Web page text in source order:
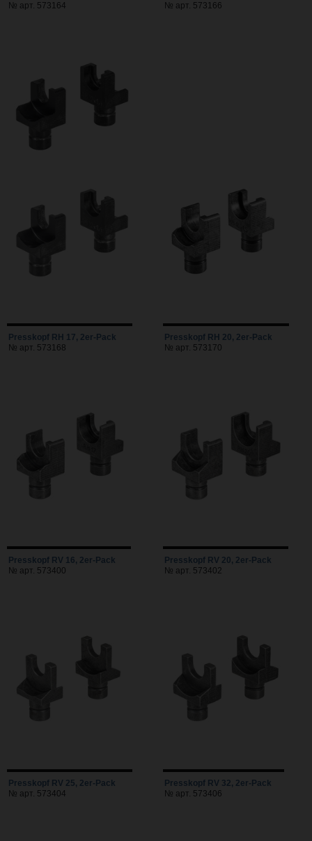
№ арт. 573164
№ арт. 573166
Presskopf RH 17, 2er-Pack
№ арт. 573168
Presskopf RH 20, 2er-Pack
№ арт. 573170
Presskopf RV 16, 2er-Pack
№ арт. 573400
Presskopf RV 20, 2er-Pack
№ арт. 573402
Presskopf RV 25, 2er-Pack
№ арт. 573404
Presskopf RV 32, 2er-Pack
№ арт. 573406